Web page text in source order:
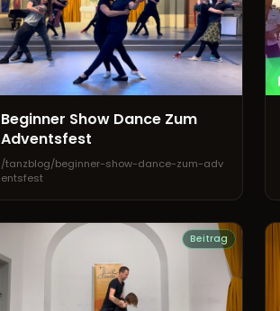
Beginner Show Dance Zum
Adventsfest
/tanzblog/beginner-show-dance-zum-adv
entsfest
Beitrag